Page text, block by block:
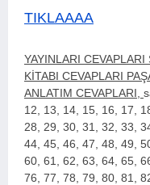
TIKLAAAA
YAYINLARI
KİTABI CEVAPLARI
ANLATIM CEVAPLARI,
12, 13, 14, 15, 16, 17,
28, 29, 30, 31, 32, 33,
44, 45, 46, 47, 48, 49,
60, 61, 62, 63, 64, 65,
76, 77, 78, 79, 80, 81,